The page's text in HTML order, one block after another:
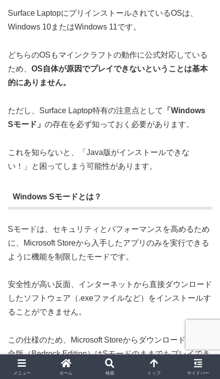
Surface LaptopにプリインストールされているOSは、
Windows 10またはWindows 11です。
どちらのOSもマインクラフトの動作に公式対応している
ため、 OS自体が原因でプレイできないということは基本
的にありません。
ただし、Surface Laptop特有の注意点として
「Windows
Sモード」 の存在を必ず知っておく必要があります。
これを知らないと、「Java版がインストールできな
い！」と困ってしまう可能性があります。
Windows Sモードとは？
Sモードは、セキュリティとパフォーマンスを高めるため
に、Microsoft Storeから入手したアプリのみを実行できる
ように機能を制限したモードです。
安全性が高い反面、インターネットから直接ダウンロード
したソフトウェア（.exeファイルなど）をインストールす
ることができません。
この仕様のため、Microsoft Storeからダウンロードする統
合版（Bedrock Edition）はSモードのままでもプレイでき
ます。
メニュー ホーム 検索 トップ サイドバー